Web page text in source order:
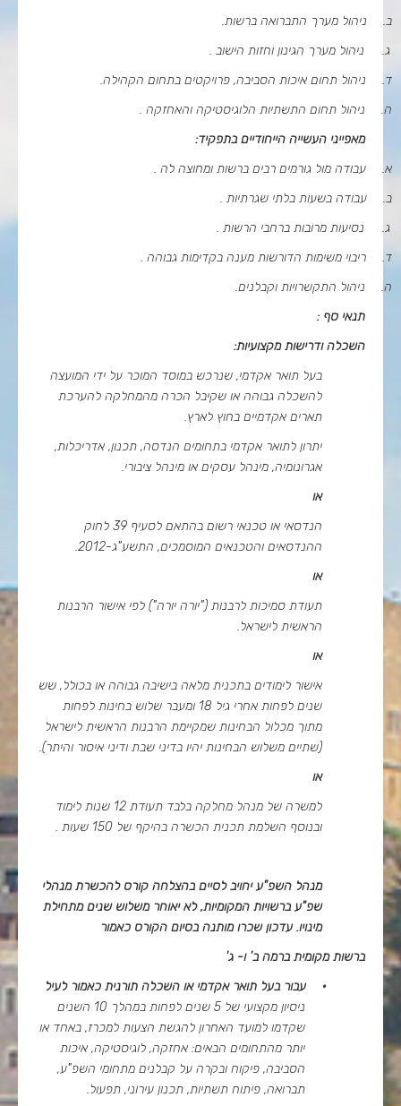
ב.
ניהול מערך התברואה ברשות.
ג.
ניהול מערך הגינון וחזות הישוב .
ד.
ניהול תחום איכות הסביבה, פרויקטים בתחום הקהילה.
ה.
ניהול תחום התשתיות הלוגיסטיקה והאחזקה .
מאפייני העשייה הייחודיים בתפקיד:
א.
עבודה מול גורמים רבים ברשות ומחוצה לה .
ב.
עבודה בשעות בלתי שגרתיות .
ג.
נסיעות מרובות ברחבי הרשות .
ד.
ריבוי משימות הדורשות מענה בקדימות גבוהה .
ה.
ניהול התקשרויות וקבלנים.
תנאי סף :
השכלה ודרישות מקצועיות:
בעל תואר אקדמי, שנרכש במוסד המוכר על ידי המועצה
להשכלה גבוהה או שקיבל הכרה מהמחלקה להערכת
תארים אקדמיים בחוץ לארץ.
יתרון לתואר אקדמי בתחומים הנדסה, תכנון, אדריכלות,
אגרונומיה, מינהל עסקים או מינהל ציבורי.
או
הנדסאי או טכנאי רשום בהתאם לסעיף 39 לחוק
ההנדסאים והטכנאים המוסמכים, התשע"ג-2012.
או
תעודת סמיכות לרבנות ("יורה יורה") לפי אישור הרבנות
הראשית לישראל.
או
אישור לימודים בתכנית מלאה בישיבה גבוהה או בכולל, שש
שנים לפחות אחרי גיל 18 ומעבר שלוש בחינות לפחות
מתוך מכלול הבחינות שמקיימת הרבנות הראשית לישראל
(שתיים משלוש הבחינות יהיו בדיני שבת ודיני איסור והיתר).
או
למשרה של מנהל מחלקה בלבד תעודת 12 שנות לימוד
ובנוסף השלמת תכנית הכשרה בהיקף של 150 שעות .
מנהל השפ"ע יחויב לסיים בהצלחה קורס להכשרת מנהלי
שפ"ע ברשויות המקומיות, לא יאוחר משלוש שנים מתחילת
מינויו. עדכון שכרו מותנה בסיום הקורס כאמור
ברשות מקומית ברמה ב' ו- ג'
·
עבור בעל תואר אקדמי או השכלה תורנית כאמור לעיל
ניסיון מקצועי של 5 שנים לפחות במהלך 10 השנים
שקדמו למועד האחרון להגשת הצעות למכרז, באחד או
יותר מהתחומים הבאים: אחזקה, לוגיסטיקה, איכות
הסביבה, פיקוח ובקרה על קבלנים מתחומי השפ"ע,
תברואה, פיתוח תשתיות, תכנון עירוני, תפעול.